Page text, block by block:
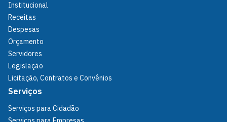
Institucional
Receitas
Despesas
Orçamento
Servidores
Legislação
Licitação, Contratos e Convênios
Serviços
Serviços para Cidadão